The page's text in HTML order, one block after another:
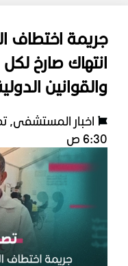
جريمة اختطاف
انتهاك صارخ لكل
والقوانين
اخبار المستشفى ,
6:30 ص